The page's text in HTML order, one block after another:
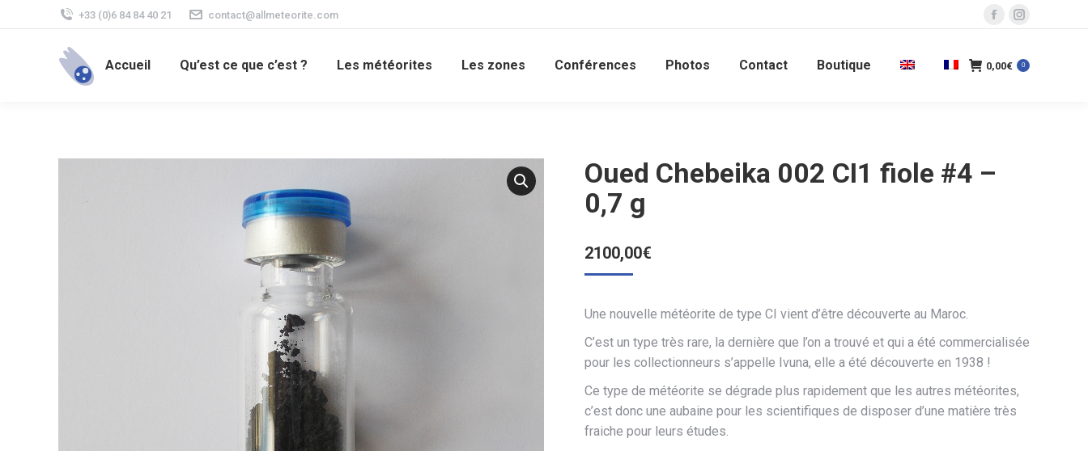
+33 (0)6 84 84 40 21 contact@allmeteorite.com
La
Facebook
fenêtre
La
Instagram
Accueil Qu’est ce que c’est ? Les météorites Les zones Conférences Photos Contact Boutique 0,00€ 0
Oued Chebeika 002 CI1 fiole #4 –
0,7 g
2100,00€
Une nouvelle météorite de type CI vient d’être découverte au Maroc.
C’est un type très rare, la dernière que l’on a trouvé et qui a été commercialisée
pour les collectionneurs s’appelle Ivuna, elle a été découverte en 1938 !
Ce type de météorite se dégrade plus rapidement que les autres météorites,
c’est donc une aubaine pour les scientifiques de disposer d’une matière très
fraiche pour leurs études.